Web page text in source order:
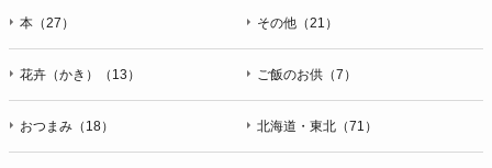
本（27） その他（21）
花卉（かき）（13） ご飯のお供（7）
おつまみ（18） 北海道・東北（71）